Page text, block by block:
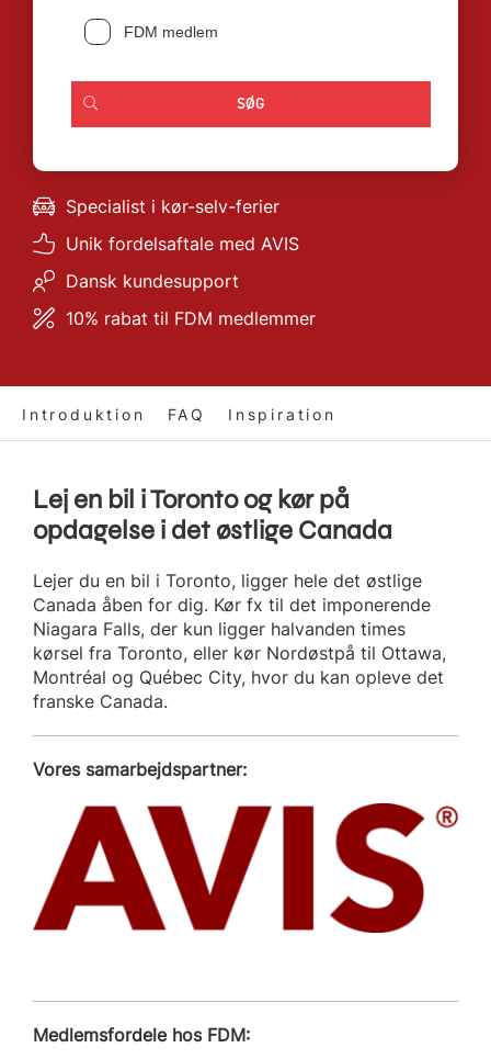
FDM medlem
Specialist i kør-selv-ferier
Unik fordelsaftale med AVIS
Dansk kundesupport
10% rabat til FDM medlemmer
Introduktion FAQ Inspiration
Lej en bil i Toronto og kør på
opdagelse i det østlige Canada
Lejer du en bil i Toronto, ligger hele det østlige
Canada åben for dig. Kør fx til det imponerende
Niagara Falls, der kun ligger halvanden times
kørsel fra Toronto, eller kør Nordøstpå til Ottawa,
Montréal og Québec City, hvor du kan opleve det
franske Canada.
Vores samarbejdspartner:
Medlemsfordele hos FDM: